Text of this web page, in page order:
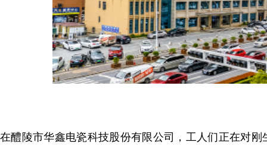
在醴陵市华鑫电瓷科技股份有限公司，工人们正在对